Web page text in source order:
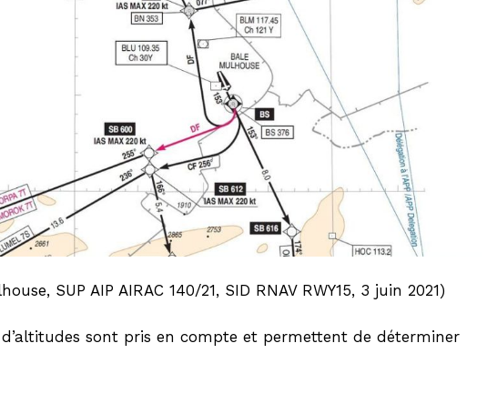
SUP AIP AIRAC 140/21, SID RNAV RWY15, 3 juin 2021)
d’altitudes sont pris en compte et permettent de déterminer